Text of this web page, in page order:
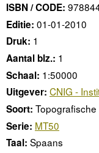
ISBN / CODE:
Editie: 01-01-2010
Druk: 1
Aantal blz.: 1
Schaal: 1:50000
Uitgever: CNIG -
Soort:
Serie: MT50
Taal: Spaans